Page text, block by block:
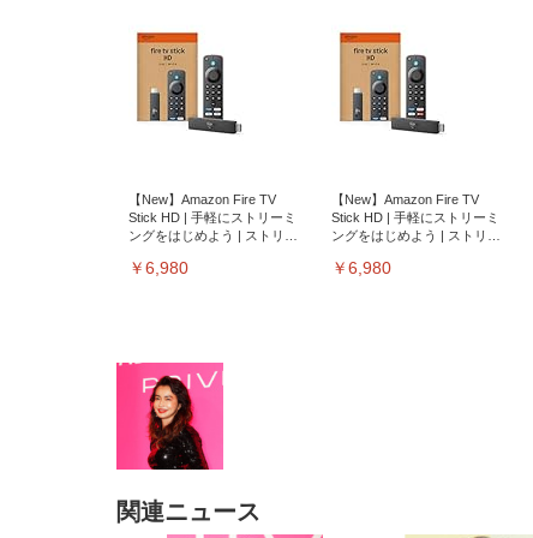
【New】Amazon Fire TV
Stick HD | 手軽にストリーミ
ングをはじめよう | ストリー
￥6,980
【New】Amazon Fire TV
Stick HD | 手軽にストリーミ
ングをはじめよう | ストリー
￥6,980
関連ニュース